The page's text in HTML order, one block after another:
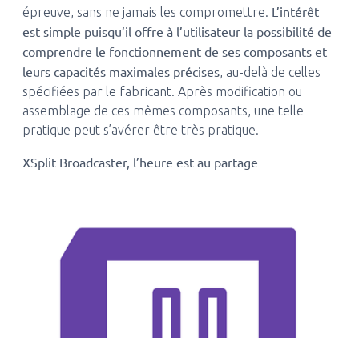
épreuve, sans ne jamais les compromettre. L’intérêt
est simple puisqu’il offre à l’utilisateur la possibilité de
comprendre le fonctionnement de ses composants et
leurs capacités maximales précises, au-delà de celles
spécifiées par le fabricant. Après modification ou
assemblage de ces mêmes composants, une telle
pratique peut s’avérer être très pratique.
XSplit Broadcaster, l’heure est au partage